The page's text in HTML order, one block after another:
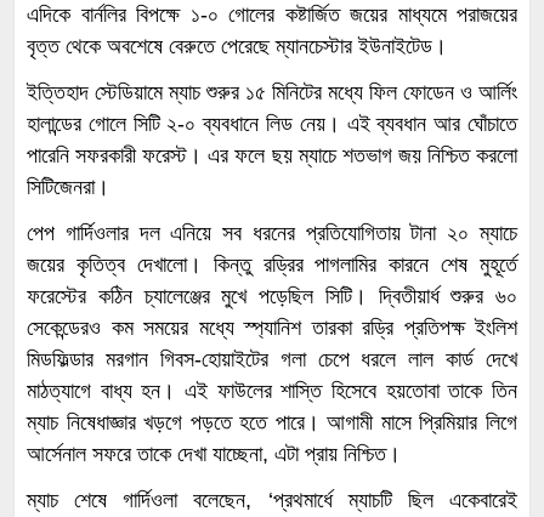
এদিকে বার্নলির বিপক্ষে ১-০ গোলের কষ্টার্জিত জয়ের মাধ্যমে পরাজয়ের
বৃত্ত থেকে অবশেষে বেরুতে পেরেছে ম্যানচেস্টার ইউনাইটেড।
ইত্তিহাদ স্টেডিয়ামে ম্যাচ শুরুর ১৫ মিনিটের মধ্যে ফিল ফোডেন ও আর্লিং
হালান্ডের গোলে সিটি ২-০ ব্যবধানে লিড নেয়। এই ব্যবধান আর ঘোঁচাতে
পারেনি সফরকারী ফরেস্ট। এর ফলে ছয় ম্যাচে শতভাগ জয় নিশ্চিত করলো
সিটিজেনরা।
পেপ গার্দিওলার দল এনিয়ে সব ধরনের প্রতিযোগিতায় টানা ২০ ম্যাচে
জয়ের কৃতিত্ব দেখালো। কিন্তু রড্রির পাগলামির কারনে শেষ মুহূর্তে
ফরেস্টের কঠিন চ্যালেঞ্জের মুখে পড়েছিল সিটি। দ্বিতীয়ার্ধ শুরুর ৬০
সেকেন্ডেরও কম সময়ের মধ্যে স্প্যানিশ তারকা রড্রি প্রতিপক্ষ ইংলিশ
মিডফিল্ডার মরগান গিবস-হোয়াইটের গলা চেপে ধরলে লাল কার্ড দেখে
মাঠত্যাগে বাধ্য হন। এই ফাউলের শাস্তি হিসেবে হয়তোবা তাকে তিন
ম্যাচ নিষেধাজ্ঞার খড়গে পড়তে হতে পারে। আগামী মাসে প্রিমিয়ার লিগে
আর্সেনাল সফরে তাকে দেখা যাচ্ছেনা, এটা প্রায় নিশ্চিত।
ম্যাচ শেষে গার্দিওলা বলেছেন, ‘প্রথমার্ধে ম্যাচটি ছিল একেবারেই